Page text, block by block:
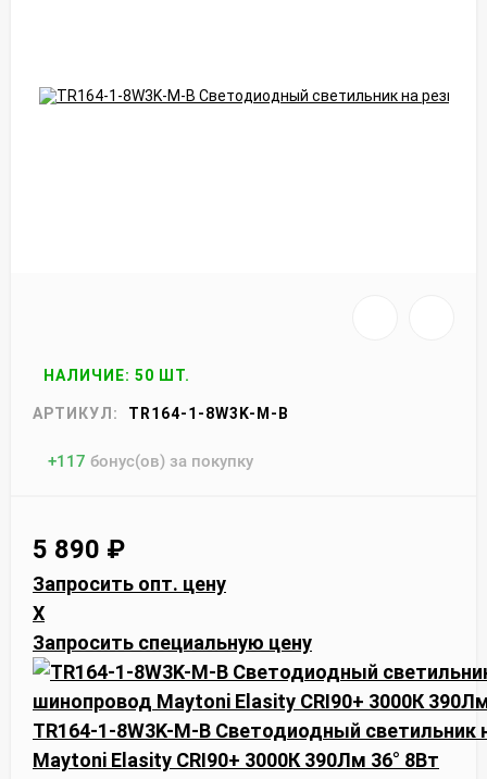
НАЛИЧИЕ: 50 ШТ.
АРТИКУЛ: TR164-1-8W3K-M-B
+117 бонус(ов) за покупку
5 890 ₽
Запросить опт. цену
X
Запросить специальную цену
TR164-1-8W3K-M-B Светодиодный
Maytoni Elasity CRI90+ 3000К 390Лм 36° 8Вт